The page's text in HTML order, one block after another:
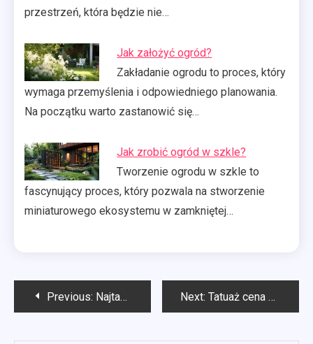
przestrzeń, która będzie nie…
Jak założyć ogród?
Zakładanie ogrodu to proces, który
wymaga przemyślenia i odpowiedniego planowania.
Na początku warto zastanowić się…
Jak zrobić ogród w szkle?
Tworzenie ogrodu w szkle to
fascynujący proces, który pozwala na stworzenie
miniaturowego ekosystemu w zamkniętej…
Nawigacja
Previous: Najtańsza laweta Kraków Next: Tatuaż cena Szczecin